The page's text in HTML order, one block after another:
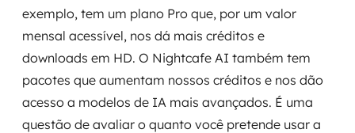
exemplo, tem um plano Pro que, por um valor
mensal acessível, nos dá mais créditos e
downloads em HD. O Nightcafe AI também tem
pacotes que aumentam nossos créditos e nos dão
acesso a modelos de IA mais avançados. É uma
questão de avaliar o quanto você pretende usar a